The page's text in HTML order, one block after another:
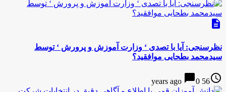
description
نظرسنجى: آیا با تصدى ‘ وزارت آموزش و پرورش ‘ توسط
سیدمحمد بطحایى موافقید؟
access_time
56 years ago
chat_bubble0